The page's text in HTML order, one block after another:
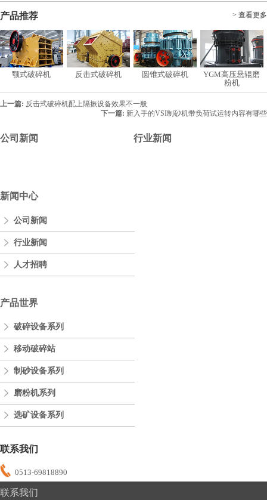
产品推荐 > 查看更多
颚式破碎机 反击式破碎机 圆锥式破碎机
YGM高压悬辊磨
粉机
上一篇: 反击式破碎机配上隔振设备效果不一般
下一篇: 新入手的VSI制砂机带负荷试运转内容有哪些
公司新闻 行业新闻
新闻中心
公司新闻
行业新闻
人才招聘
产品世界
破碎设备系列
移动破碎站
制砂设备系列
磨粉机系列
选矿设备系列
联系我们
0513-69818890
联系我们